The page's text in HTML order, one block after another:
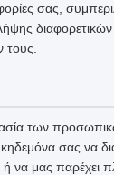
σας,
των
σας να
ή να μας παρέχει